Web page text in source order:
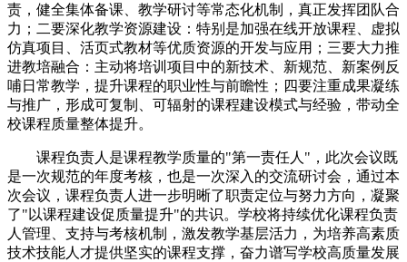
责，健全集体备课、教学研讨等常态化机制，真正发挥团队合
力；二要深化教学资源建设：特别是加强在线开放课程、虚拟
仿真项目、活页式教材等优质资源的开发与应用；三要大力推
进教培融合：主动将培训项目中的新技术、新规范、新案例反
哺日常教学，提升课程的职业性与前瞻性；四要注重成果凝练
与推广，形成可复制、可辐射的课程建设模式与经验，带动全
校课程质量整体提升。
课程负责人是课程教学质量的"第一责任人"，此次会议既
是一次规范的年度考核，也是一次深入的交流研讨会，通过本
次会议，课程负责人进一步明晰了职责定位与努力方向，凝聚
了"以课程建设促质量提升"的共识。学校将持续优化课程负责
人管理、支持与考核机制，激发教学基层活力，为培养高素质
技术技能人才提供坚实的课程支撑，奋力谱写学校高质量发展